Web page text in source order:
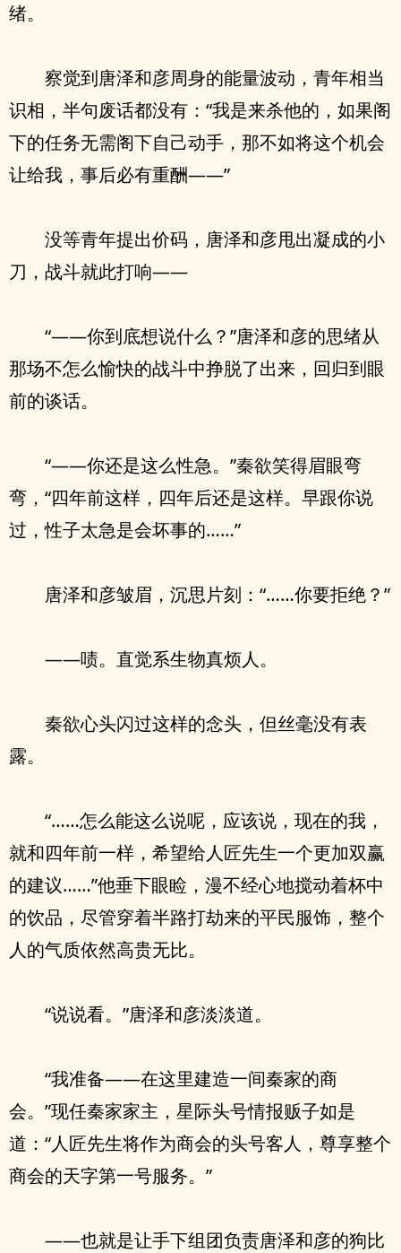
绪。
察觉到唐泽和彦周身的能量波动，青年相当
识相，半句废话都没有：“我是来杀他的，如果阁
下的任务无需阁下自己动手，那不如将这个机会
让给我，事后必有重酬——”
没等青年提出价码，唐泽和彦甩出凝成的小
刀，战斗就此打响——
“——你到底想说什么？”唐泽和彦的思绪从
那场不怎么愉快的战斗中挣脱了出来，回归到眼
前的谈话。
“——你还是这么性急。”秦欲笑得眉眼弯
弯，“四年前这样，四年后还是这样。早跟你说
过，性子太急是会坏事的……”
唐泽和彦皱眉，沉思片刻：“……你要拒绝？”
——啧。直觉系生物真烦人。
秦欲心头闪过这样的念头，但丝毫没有表
露。
“……怎么能这么说呢，应该说，现在的我，
就和四年前一样，希望给人匠先生一个更加双赢
的建议……”他垂下眼睑，漫不经心地搅动着杯中
的饮品，尽管穿着半路打劫来的平民服饰，整个
人的气质依然高贵无比。
“说说看。”唐泽和彦淡淡道。
“我准备——在这里建造一间秦家的商
会。”现任秦家家主，星际头号情报贩子如是
道：“人匠先生将作为商会的头号客人，尊享整个
商会的天字第一号服务。”
——也就是让手下组团负责唐泽和彦的狗比